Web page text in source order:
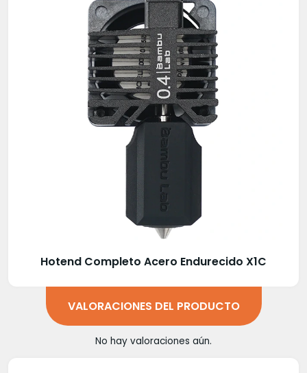
Hotend Completo Acero Endurecido X1C
VALORACIONES DEL PRODUCTO
No hay valoraciones aún.